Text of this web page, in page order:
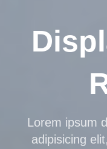
Lorem ipsum
adipisicing